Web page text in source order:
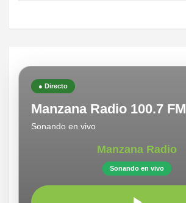
● Directo
Manzana Radio 100.7 FM
Sonando en vivo
Manzana Radio
Sonando en vivo